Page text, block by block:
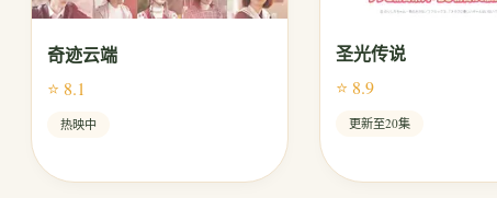
奇迹云端
⭐ 8.1
热映中
圣光传说
⭐ 8.9
更新至20集